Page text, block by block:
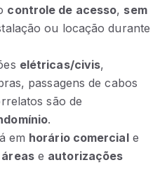
controle de acesso, sem
ou locação durante
elétricas/civis,
passagens de cabos
são de
.
em horário comerciale
e autorizações